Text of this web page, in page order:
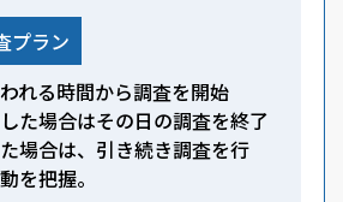
プラン
れる時間から調査を開始
た場合はその日の調査を終了
場合は、引き続き調査を行
を把握。